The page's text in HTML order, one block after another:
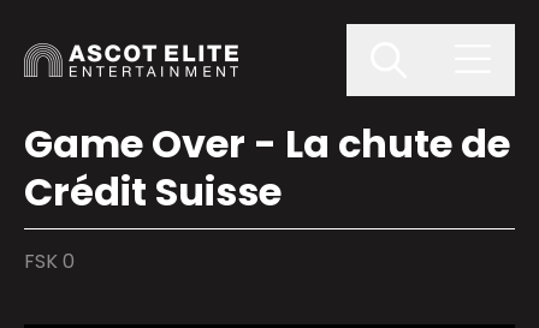
Game Over - La chute de
Crédit Suisse
FSK 0